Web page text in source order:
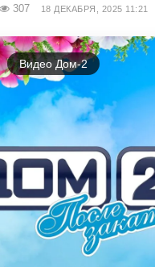
307 18 ДЕКАБРЯ, 2025 11:21
Видео Дом-2